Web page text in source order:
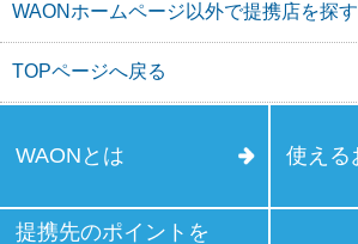
WAONホームページ以外で提携店を探す
TOPページへ戻る